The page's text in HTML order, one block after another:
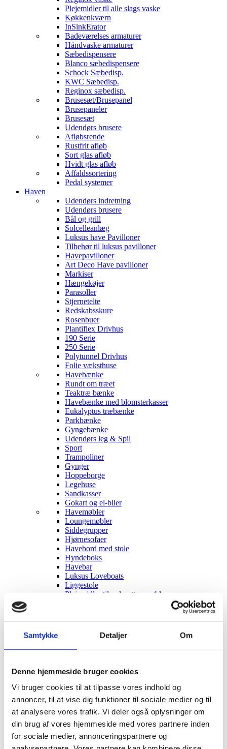
Samtykke Detaljer Om
Denne hjemmeside bruger cookies
Vi bruger cookies til at tilpasse vores indhold og
annoncer, til at vise dig funktioner til sociale medier og til
at analysere vores trafik. Vi deler også oplysninger om
din brug af vores hjemmeside med vores partnere inden
for sociale medier, annonceringspartnere og
Plejemidler til alle slags vaske
Køkkenkværn
InSinkErator
Badeværelses armaturer
Håndvaske armaturer
Sæbedispensere
Blanco sæbedispensere
Schock Sæbedisp.
KWC Sæbedisp.
Reginox sæbedisp.
Brusesæt/Brusepanel
Brusepaneler
Brusesæt
Udendørs brusere
Afløbsrende
Rustfrit afløb
Sort glas afløb
Hvidt glas afløb
Affaldssortering
Pedal systemer
Haven
Udendørs indretning
Udendørs brusere
Bål og grill
Solcelleanlæg
Luksus have Pavilloner
Tilbehør til luksus pavilloner
Havepavilloner
Art Deco Have pavilloner
Markiser
Hængekøjer
Parasoller
Stjernetelte
Redskabsskure
Rosenbuer
Plantiflex Drivhus
190 Serie
250 Serie
Polytunnel Drivhus
Folie væksthuse
Havebænke
Rundt om træet
Teaktræ bænke
Havebænke med blomsterkasser
Eukalyptus træbænke
Parkbænke
Gyngebænke
Udendørs leg & Spil
Sport
Trampoliner
Gynger
Hoppeborge
Legehuse
Sandkasser
Gokart og el-biler
Havemøbler
Loungemøbler
Siddegrupper
Hjørnesofaer
Havebord med stole
Hyndeboks
Havebar
Luksus Loveboats
Liggestole
Plejemidler til polyrattan møbler
Model Anholt & Lübeck cover
Model Sylt & Lübeck XL cover
Tilbehør til Strandkurve Anholt & Sylt
Model Rømø
Model Lübeck (Luksus)
Strandkurv cover I flere størrelser
Udendørs EL
Udendørs stikkontakter
Solcelleanlæg
Børn
Børnemøbler
Sminkeborde til børn